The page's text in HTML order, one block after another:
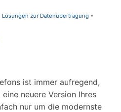
Anmelden
Lösungen zur Datenübertragung •
ist immer aufregend,
neuere Version Ihres
nur um die modernste